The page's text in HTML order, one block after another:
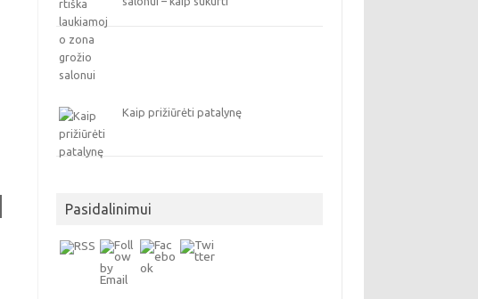
Kaip prižiūrėti patalynę
Pasidalinimui